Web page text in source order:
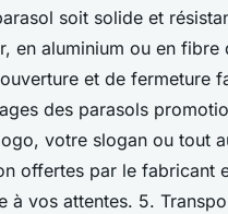
soit solide et
en aluminium ou en
et de fermeture
des parasols
votre slogan ou tout
offertes par le fabricant
à vos attentes. 5.